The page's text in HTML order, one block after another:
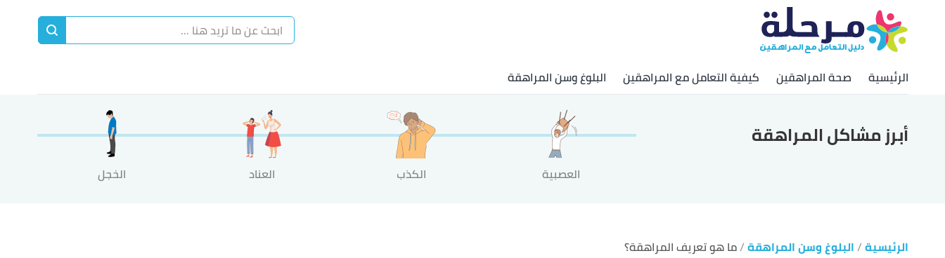
الرئيسية صحة المراهقين كيفية التعامل مع المراهقين البلوغ وسن المراهقة
أبرز مشاكل المراهقة
العصبية الكذب العناد الخجل
الرئيسية البلوغ وسن المراهقة ما هو تعريف المراهقة؟